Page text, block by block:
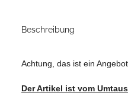
Beschreibung
Achtung, das ist ein
Der Artikel ist vom